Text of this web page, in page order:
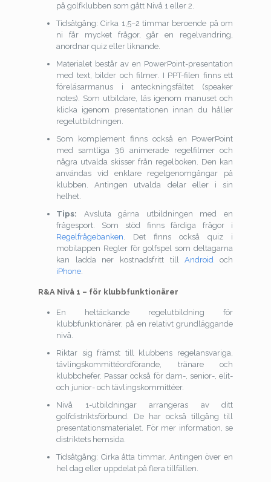
på golfklubben som gått Nivå 1 eller 2.
Tidsåtgång: Cirka 1,5–2 timmar beroende på om
ni får mycket frågor, går en regelvandring,
anordnar quiz eller liknande.
Materialet består av en PowerPoint-presentation
med text, bilder och filmer. I PPT-filen finns ett
föreläsarmanus i anteckningsfältet (speaker
notes). Som utbildare, läs igenom manuset och
klicka igenom presentationen innan du håller
regelutbildningen.
Som komplement finns också en PowerPoint
med samtliga 36 animerade regelfilmer och
några utvalda skisser från regelboken. Den kan
användas vid enklare regelgenomgångar på
klubben. Antingen utvalda delar eller i sin
helhet.
Tips: Avsluta gärna utbildningen med en
frågesport. Som stöd finns färdiga frågor i
Regelfrågebanken . Det finns också quiz i
mobilappen Regler för golfspel som deltagarna
kan ladda ner kostnadsfritt tillAndroid och
iPhone
R&A Nivå 1 – för klubbfunktionärer
En heltäckande regelutbildning för
klubbfunktionärer, på en relativt grundläggande
nivå.
Riktar sig främst till klubbens regelansvariga,
tävlingskommittéordförande, tränare och
klubbchefer. Passar också för dam-, senior-, elit-
och junior- och tävlingskommittéer.
Nivå 1-utbildningar arrangeras av ditt
golfdistriktsförbund. De har också tillgång till
presentationsmaterialet. För mer information, se
distriktets hemsida.
Tidsåtgång: Cirka åtta timmar. Antingen över en
hel dag eller uppdelat på flera tillfällen.